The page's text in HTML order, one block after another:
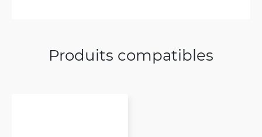
Produits compatibles